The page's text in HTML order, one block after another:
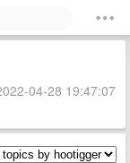
04-28 19:47:07